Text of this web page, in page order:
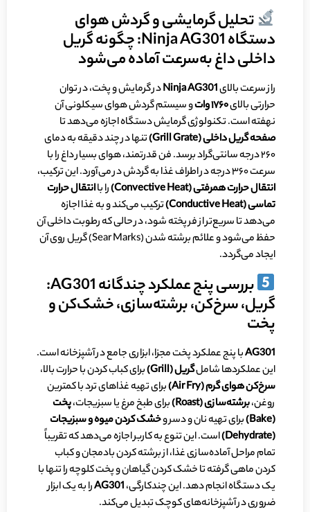
تحلیل گرمایشی و گردش هوای
دستگاه Ninja AG301: چگونه گریل
داخلی داغ به‌سرعت آماده می‌شود
راز سرعت بالایNinja AG301در گرمایش و پخت، در توان
حرارتی بالای۱۷۶۰واتو سیستم گردش هوای سیکلونی آن
نهفته است. تکنولوژی گرمایش دستگاه اجازه می‌دهد تا
صفحه گریل داخلی (Grill Grate
)تنها در چند دقیقه به دمای
۲۶۰ درجه سانتی‌گراد برسد. فن قدرتمند، هوای بسیار داغ را با
سرعت ۳۶۰ درجه در اطراف غذا به گردش در می‌آورد. این ترکیب،
انتقال حرارت همرفتی (Convective Heat
)را باانتقال حرارت
تماسی (Conductive Heat
)ترکیب می‌کند و به غذا اجازه
می‌دهد تا سریع‌تر از فر پخته شود، در حالی که رطوبت داخلی آن
حفظ می‌شود و علائم برشته شدن (Sear Marks) گریل روی آن
ایجاد می‌گردد.
بررسی پنج عملکرد چندگانه AG301:
گریل، سرخ‌کن، برشته‌سازی، خشک‌کن و
پخت
AG301با پنج عملکرد پخت مجزا، ابزاری جامع در آشپزخانه است.
این عملکردها شاملگریل (Grill
)برای کباب کردن با حرارت بالا،
سرخ‌کن هوای گرم (Air Fry
)برای تهیه غذاهای ترد با کمترین
روغن،برشته‌سازی (Roast
)برای طبخ مرغ یا سبزیجات،پخت
(
Bake
)برای تهیه نان و دسر وخشک کردن میوه و سبزیجات
(
Dehydrate
)است. این تنوع به کاربر اجازه می‌دهد که تقریباً
تمام مراحل آماده‌سازی غذا، از برشته کردن بادمجان و کباب
کردن ماهی گرفته تا خشک کردن گیاهان و پخت کلوچه را تنها با
یک دستگاه انجام دهد. این چندکارگی،AG301را به یک ابزار
ضروری در آشپزخانه‌های کوچک تبدیل می‌کند.